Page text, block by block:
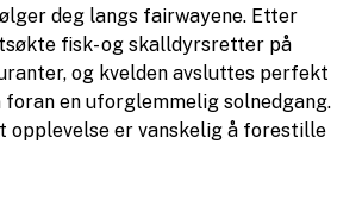
deg langs fairwayene. Etter
fisk- og skalldyrsretter på
og kvelden avsluttes perfekt
foran en uforglemmelig solnedgang.
opplevelse er vanskelig å forestille